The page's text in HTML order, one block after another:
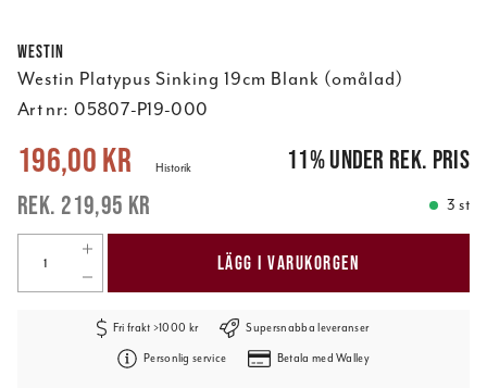
Westin
Westin Platypus Sinking 19cm Blank (omålad)
Art nr: 05807-P19-000
Nuvarande pris:196,00 kr 219,95 kr
196,00 kr
219,95 kr
Historik 11%under rek. pris
3 st
LÄGG I VARUKORGEN
Fri frakt >1000 kr Supersnabba leveranser
Personlig service Betala med Walley